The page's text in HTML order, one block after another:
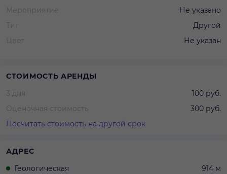
Мероприятие
Не указано
Тип
Другой
Цвет
Не указан
СТОИМОСТЬ АРЕНДЫ
3 дня
100 руб.
Оценочная стоимость
300 руб.
Посчитать стоимость на другой срок
АДРЕС
Геологическая
914 м